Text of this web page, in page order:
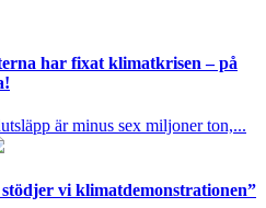
har fixat klimatkrisen – på
är minus sex miljoner ton,...
vi klimatdemonstrationen”